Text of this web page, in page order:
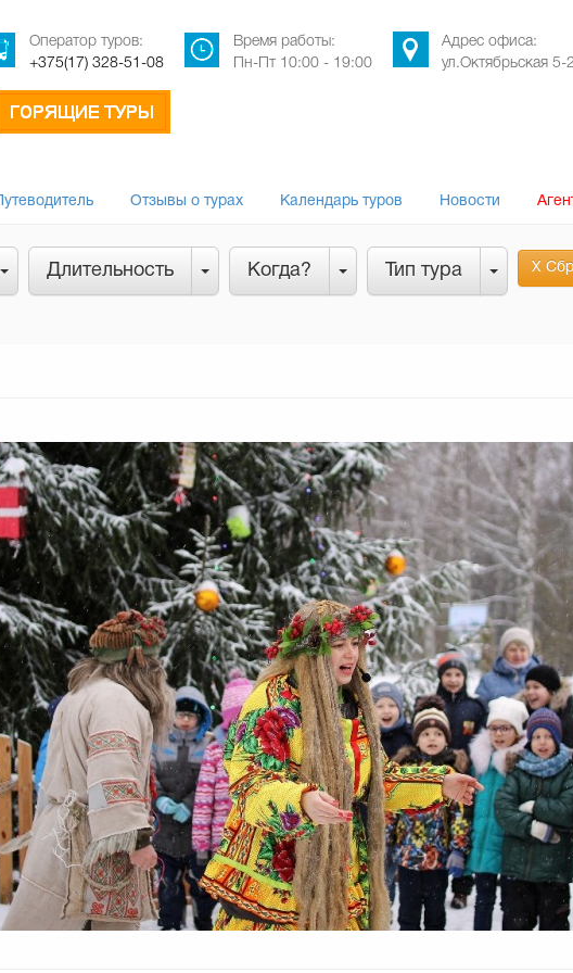
Оператор туров:
+375(17) 328-51-08
Время работы:
Пн-Пт 10:00 - 19:00
Адрес офиса:
ул.Октябрьская 5-
Отзывы о турах Календарь туров Новости
Длительность Когда? Тип тура Х